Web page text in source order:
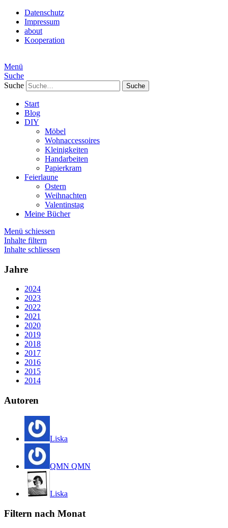
Datenschutz
Impressum
about
Kooperation
Menü
Suche
Suche
Start
Blog
DIY
Möbel
Wohnaccessoires
Kleinigkeiten
Handarbeiten
Papierkram
Feierlaune
Ostern
Weihnachten
Valentinstag
Meine Bücher
Menü schiessen
Inhalte filtern
Inhalte schliessen
Jahre
2024
2023
2022
2021
2020
2019
2018
2017
2016
2015
2014
Autoren
Liska
QMN QMN
Liska
Filtern nach Monat